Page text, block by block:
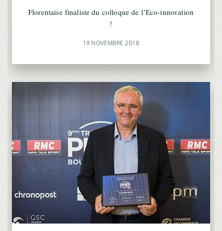
Florentaise finaliste du colloque de l’Eco-innovation
!
19 NOVEMBRE 2018